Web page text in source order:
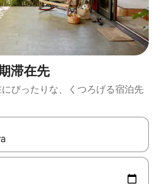
滞在先
ぴったりな、くつろげる宿泊先
ら、上下の矢印キーを使って移動するか